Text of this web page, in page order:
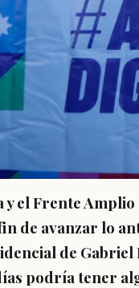
el Frente
de avanzar lo
de
podría tener